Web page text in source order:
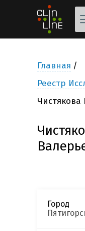
Главная
Реестр
Город